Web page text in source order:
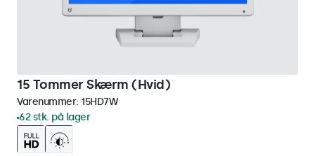
15 Tommer Skærm (Hvid)
Varenummer: 15HD7W
62 stk. på lager